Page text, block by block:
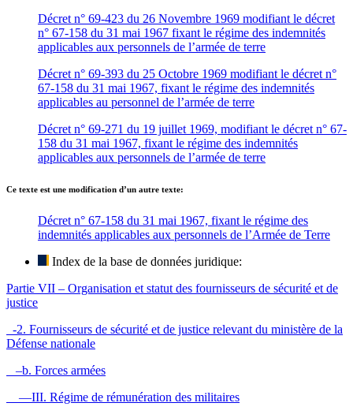
Décret n° 69-423 du 26 Novembre 1969 modifiant le décret
n° 67-158 du 31 mai 1967 fixant le régime des indemnités
applicables aux personnels de l’armée de terre
Décret n° 69-393 du 25 Octobre 1969 modifiant le décret n°
67-158 du 31 mai 1967, fixant le régime des indemnités
applicables au personnel de l’armée de terre
Décret n° 69-271 du 19 juillet 1969, modifiant le décret n° 67-
158 du 31 mai 1967, fixant le régime des indemnités
applicables aux personnels de l’armée de terre
Ce texte est une modification d’un autre texte:
Décret n° 67-158 du 31 mai 1967, fixant le régime des
indemnités applicables aux personnels de l’Armée de Terre
Index de la base de données juridique:
Partie VII – Organisation et statut des fournisseurs de sécurité et de
justice
-2. Fournisseurs de sécurité et de justice relevant du ministère de la
Défense nationale
–b. Forces armées
—III. Régime de rémunération des militaires